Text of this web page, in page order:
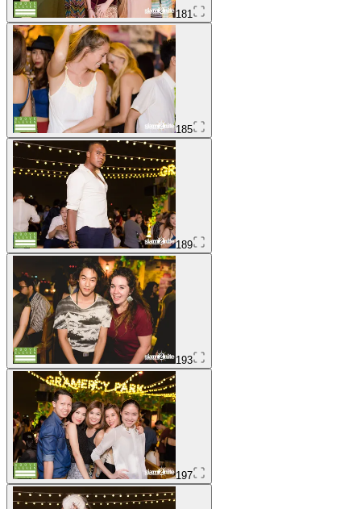
181
185
189
193
197